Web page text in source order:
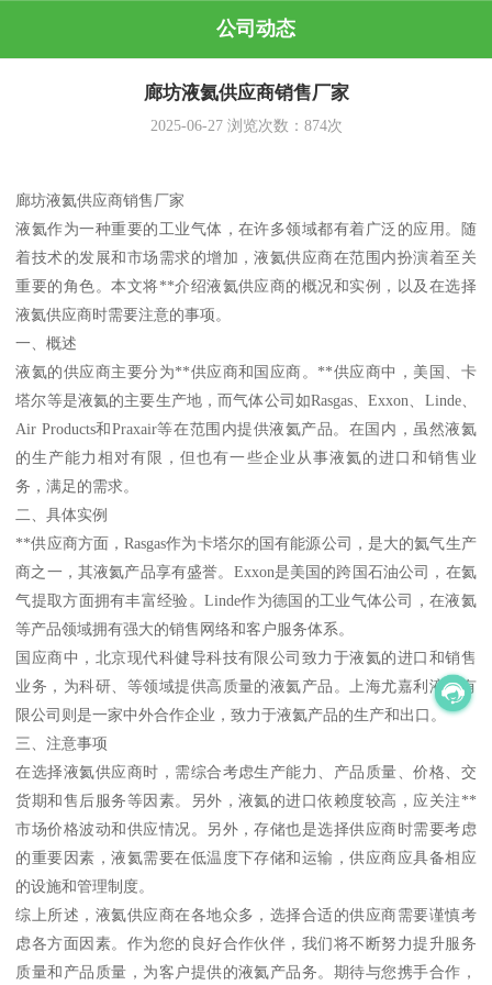
公司动态
廊坊液氦供应商销售厂家
2025-06-27浏览次数： 874次
廊坊液氦供应商销售厂家
液氦作为一种重要的工业气体，在许多领域都有着广泛的应用。随
着技术的发展和市场需求的增加，液氦供应商在范围内扮演着至关
重要的角色。本文将**介绍液氦供应商的概况和实例，以及在选择
液氦供应商时需要注意的事项。
一、概述
液氦的供应商主要分为**供应商和国应商。**供应商中，美国、卡
塔尔等是液氦的主要生产地，而气体公司如Rasgas、Exxon、Linde、
Air Products和Praxair等在范围内提供液氦产品。在国内，虽然液氦
的生产能力相对有限，但也有一些企业从事液氦的进口和销售业
务，满足的需求。
二、具体实例
**供应商方面，Rasgas作为卡塔尔的国有能源公司，是大的氦气生产
商之一，其液氦产品享有盛誉。Exxon是美国的跨国石油公司，在氦
气提取方面拥有丰富经验。Linde作为德国的工业气体公司，在液氦
等产品领域拥有强大的销售网络和客户服务体系。
国应商中，北京现代科健导科技有限公司致力于液氦的进口和销售
业务，为科研、等领域提供高质量的液氦产品。上海尤嘉利液氦有
限公司则是一家中外合作企业，致力于液氦产品的生产和出口。
三、注意事项
在选择液氦供应商时，需综合考虑生产能力、产品质量、价格、交
货期和售后服务等因素。另外，液氦的进口依赖度较高，应关注**
市场价格波动和供应情况。另外，存储也是选择供应商时需要考虑
的重要因素，液氦需要在低温度下存储和运输，供应商应具备相应
的设施和管理制度。
综上所述，液氦供应商在各地众多，选择合适的供应商需要谨慎考
虑各方面因素。作为您的良好合作伙伴，我们将不断努力提升服务
质量和产品质量，为客户提供的液氦产品务。期待与您携手合作，